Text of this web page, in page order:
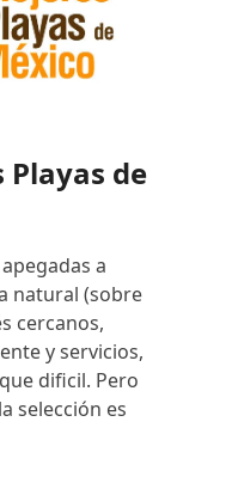
Playas de
a
natural (sobre
cercanos,
y servicios,
dificil. Pero
selección es